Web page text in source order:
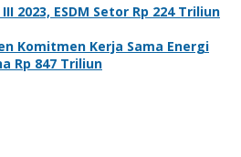
2023, ESDM Setor Rp 224 Triliun
Komitmen Kerja Sama Energi
Rp 847 Triliun